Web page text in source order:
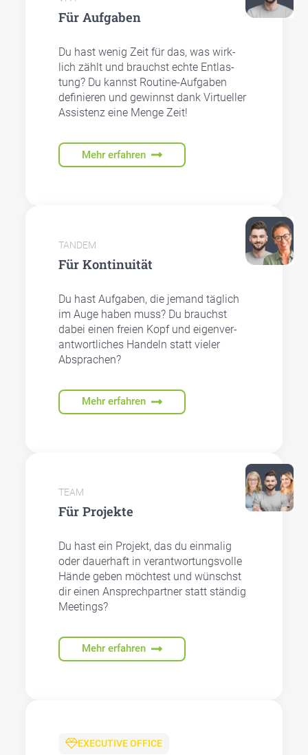
Für Auf­ga­ben
Du hast wenig Zeit für das, was wirk­
lich zählt und brauchst ech­te Ent­las­
tung? Du kannst Rou­ti­ne-Auf­ga­ben
defi­nie­ren und gewinnst dank Vir­tu­el­ler
Assis­tenz eine Men­ge Zeit!
Mehr erfahren
TANDEM
Für Kon­ti­nui­tät
Du hast Auf­ga­ben, die jemand täg­lich
im Auge haben muss? Du brauchst
dabei einen frei­en Kopf und eigen­ver­
ant­wort­li­ches Han­deln statt vie­ler
Abspra­chen?
Mehr erfahren
TEAM
Für Pro­jek­te
Du hast ein Pro­jekt, das du ein­ma­lig
oder dau­er­haft in ver­ant­wor­tungs­vol­le
Hän­de geben möch­test und wünschst
dir einen Ansprech­part­ner statt stän­dig
Mee­tings?
Mehr erfahren
EXECUTIVE OFFICE